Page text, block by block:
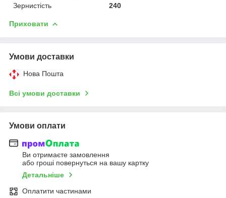
Зернистість
240
Приховати
Умови доставки
Нова Пошта
Всі умови доставки
Умови оплати
Ви отримаєте замовлення
або гроші повернуться на вашу картку
Детальніше
Оплатити частинами